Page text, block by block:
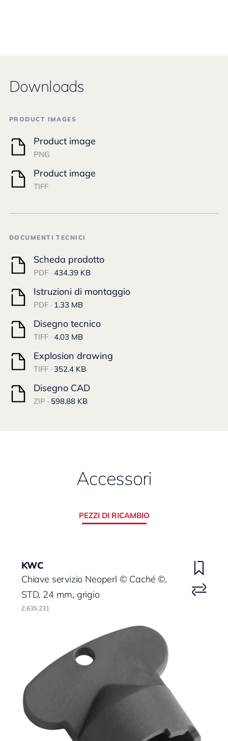
Downloads
PRODUCT IMAGES
Product image
PNG
Product image
TIFF
DOCUMENTI TECNICI
Scheda prodotto
PDF · 434.39 KB
Istruzioni di montaggio
PDF · 1.33 MB
Disegno tecnico
TIFF · 4.03 MB
Explosion drawing
TIFF · 352.4 KB
Disegno CAD
ZIP · 598.88 KB
Accessori
PEZZI DI RICAMBIO
KWC
Chiave servizio Neoperl © Caché ©,
STD, 24 mm, grigio
Z.635.231